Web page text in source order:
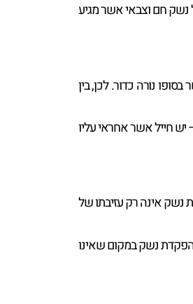
נשק חם וצבאי אשר מגיע
נורה כדור. לכן, בין
חייל אשר אחראי עליו
נשק אינה רק עזיבתו של
הפקדת נשק במקום שאינו